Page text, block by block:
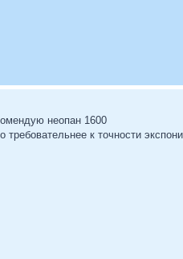
неопан 1600
к точности